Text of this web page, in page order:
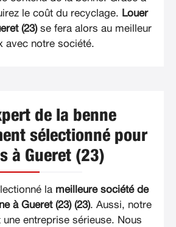
le coût du recyclage. Louer
(23)se fera alors au meilleur
avec notre société.
de la benne
sélectionné pour
à Gueret (23)
la meilleure société de
à Gueret (23) (23). Aussi, notre
une entreprise sérieuse. Nous